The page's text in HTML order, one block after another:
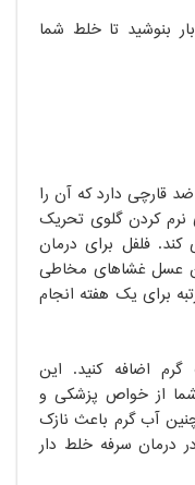
مخلوط را روزانه ۲ الی ۳ بار بنوشید تا خلط شما
قارچی دارد که آن را
نرم کردن گلوی تحریک
فلفل برای درمان
عسل غشاهای مخاطی
می کند. این ترکیب را روزانه ۲ مرتبه برای یک هفته انجام
اضافه کنید. این
شما از خواص پزشکی و
آب گرم باعث نازک
سرفه خلط دار